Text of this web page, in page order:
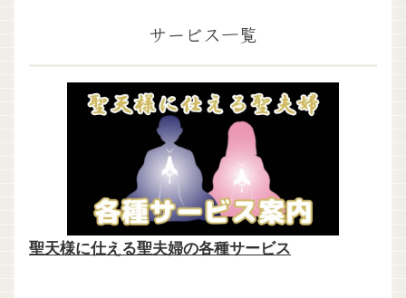
サービス一覧
聖天様に仕える聖夫婦の各種サービス